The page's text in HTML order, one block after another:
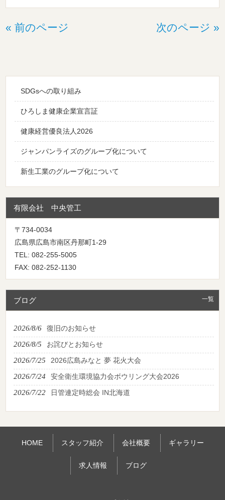
« 前のページ 次のページ »
SDGsへの取り組み
ひろしま健康企業宣言証
健康経営優良法人2026
ジャンパンライズのグループ化について
新生工業のグループ化について
有限会社 中央管工
〒734-0034
広島県広島市南区丹那町1-29
TEL: 082-255-5005
FAX: 082-252-1130
ブログ 一覧
2026/8/6 復旧のお知らせ
2026/8/5 お詫びとお知らせ
2026/7/25 2026広島みなと 夢 花火大会
2026/7/24 安全衛生環境協力会ボウリング大会2026
2026/7/22 日管連定時総会 IN北海道
HOME スタッフ紹介 会社概要 ギャラリー
求人情報 ブログ